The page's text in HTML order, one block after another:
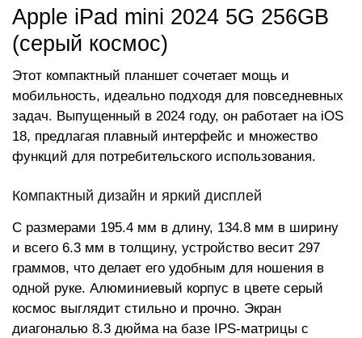
Apple iPad mini 2024 5G 256GB
(серый космос)
Этот компактный планшет сочетает мощь и
мобильность, идеально подходя для повседневных
задач. Выпущенный в 2024 году, он работает на iOS
18, предлагая плавный интерфейс и множество
функций для потребительского использования.
Компактный дизайн и яркий дисплей
С размерами 195.4 мм в длину, 134.8 мм в ширину
и всего 6.3 мм в толщину, устройство весит 297
граммов, что делает его удобным для ношения в
одной руке. Алюминиевый корпус в цвете серый
космос выглядит стильно и прочно. Экран
диагональю 8.3 дюйма на базе IPS-матрицы с